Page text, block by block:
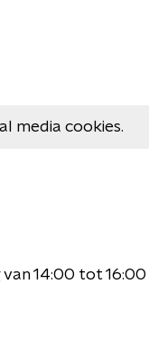
media cookies.
14:00 tot